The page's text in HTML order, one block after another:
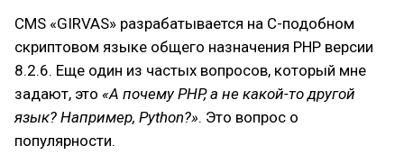
CMS «GIRVAS» разрабатывается на C-подобном
скриптовом языке общего назначения PHP версии
8.2.6. Еще один из частых вопросов, который мне
задают, это «А почему PHP, а не какой-то другой
язык? Например, Python?». Это вопрос о
популярности.